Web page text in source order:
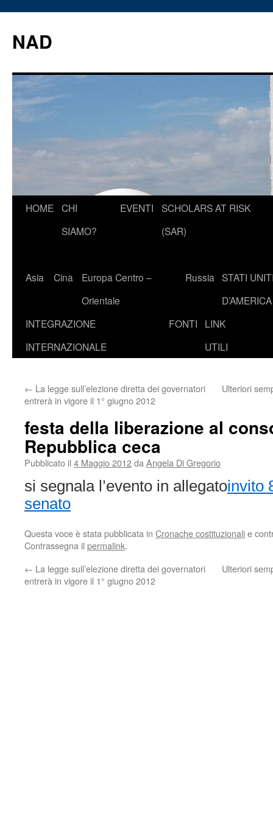
contenuto
NAD
HOME CHI
SIAMO?
EVENTI
SCHOLARS AT RISK
(SAR)
Asia Cina
Europa Centro –
Orientale
Russia STATI
D’AMERICA
INTEGRAZIONE
INTERNAZIONALE
FONTI
LINK
UTILI
← La legge sull’elezione diretta dei governatori
entrerà in vigore il 1° giugno 2012
Ulteriori
festa della liberazione al
Repubblica ceca
Pubblicato il 4 Maggio 2012da Angela Di Gregorio
si segnala l’evento in allegatoinvito
senato
Questa voce è stata pubblicata in Cronache costituzionalie
Contrassegna il permalink.
← La legge sull’elezione diretta dei governatori
entrerà in vigore il 1° giugno 2012
Ulteriori